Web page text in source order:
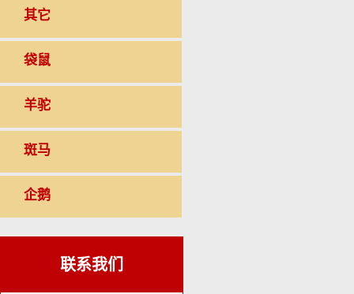
其它
袋鼠
羊驼
斑马
企鹅
联系我们